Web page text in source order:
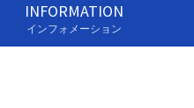
INFORMATION
インフォメーション